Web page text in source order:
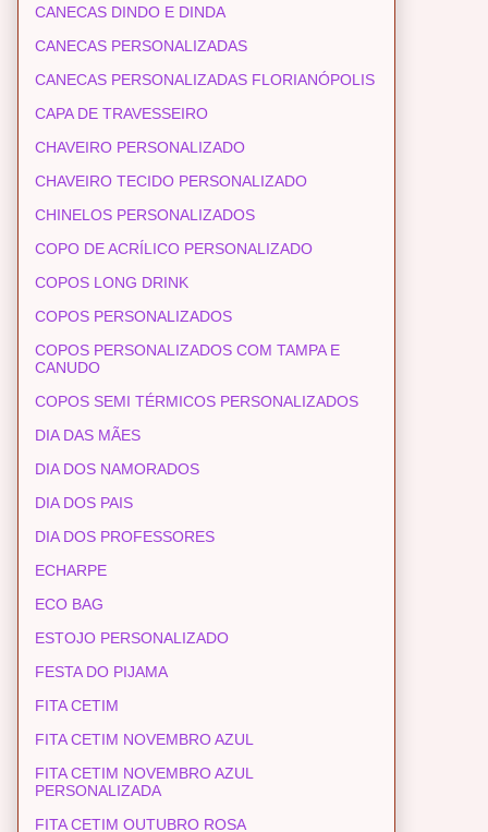
CANECAS DINDO E DINDA
CANECAS PERSONALIZADAS
CANECAS PERSONALIZADAS FLORIANÓPOLIS
CAPA DE TRAVESSEIRO
CHAVEIRO PERSONALIZADO
CHAVEIRO TECIDO PERSONALIZADO
CHINELOS PERSONALIZADOS
COPO DE ACRÍLICO PERSONALIZADO
COPOS LONG DRINK
COPOS PERSONALIZADOS
COPOS PERSONALIZADOS COM TAMPA E
CANUDO
COPOS SEMI TÉRMICOS PERSONALIZADOS
DIA DAS MÃES
DIA DOS NAMORADOS
DIA DOS PAIS
DIA DOS PROFESSORES
ECHARPE
ECO BAG
ESTOJO PERSONALIZADO
FESTA DO PIJAMA
FITA CETIM
FITA CETIM NOVEMBRO AZUL
FITA CETIM NOVEMBRO AZUL
PERSONALIZADA
FITA CETIM OUTUBRO ROSA